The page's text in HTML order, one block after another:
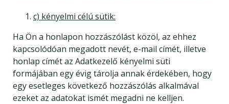
c) kényelmi célú sütik:
Ha Ön a honlapon hozzászólást közöl, az ehhez
kapcsolódóan megadott nevét, e-mail címét, illetve
honlap címét az Adatkezelő kényelmi süti
formájában egy évig tárolja annak érdekében, hogy
egy esetleges következő hozzászólás alkalmával
ezeket az adatokat ismét megadni ne kelljen.